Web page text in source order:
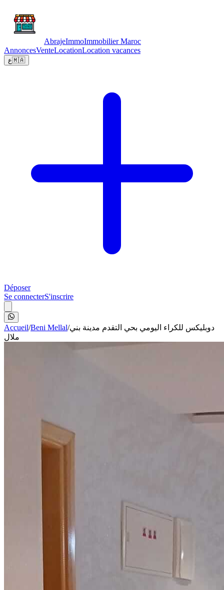
AbrajeImmoImmobilier Maroc
AnnoncesVenteLocationLocation vacances
ع🇲🇦
Déposer
Se connecterS'inscrire
Accueil/Beni Mellal/دوبليكس للكراء اليومي بحي التقدم مدينة بني
ملال